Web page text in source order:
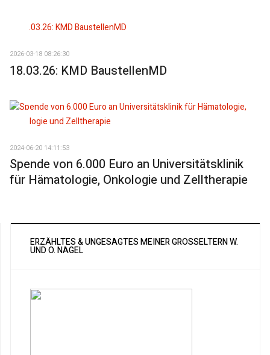
2026-03-18 08:26:30
18.03.26: KMD BaustellenMD
2024-06-20 14:11:53
Spende von 6.000 Euro an Universitätsklinik
für Hämatologie, Onkologie und Zelltherapie
ERZÄHLTES & UNGESAGTES MEINER GROSSELTERN W. U
ND O. NAGEL